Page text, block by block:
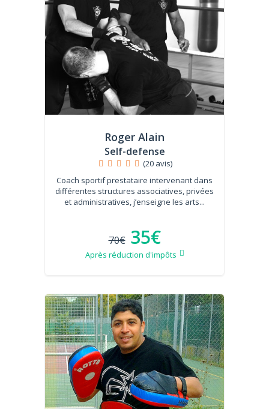
Roger Alain
Self-defense
(20 avis)
Coach sportif prestataire intervenant dans
différentes structures associatives, privées
et administratives, j’enseigne les arts...
70€ 35€
Après réduction d'impôts